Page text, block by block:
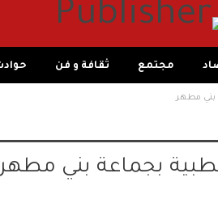
مجتمع ثقافة و فن
بني مطهر
بجماعة بني مطهر